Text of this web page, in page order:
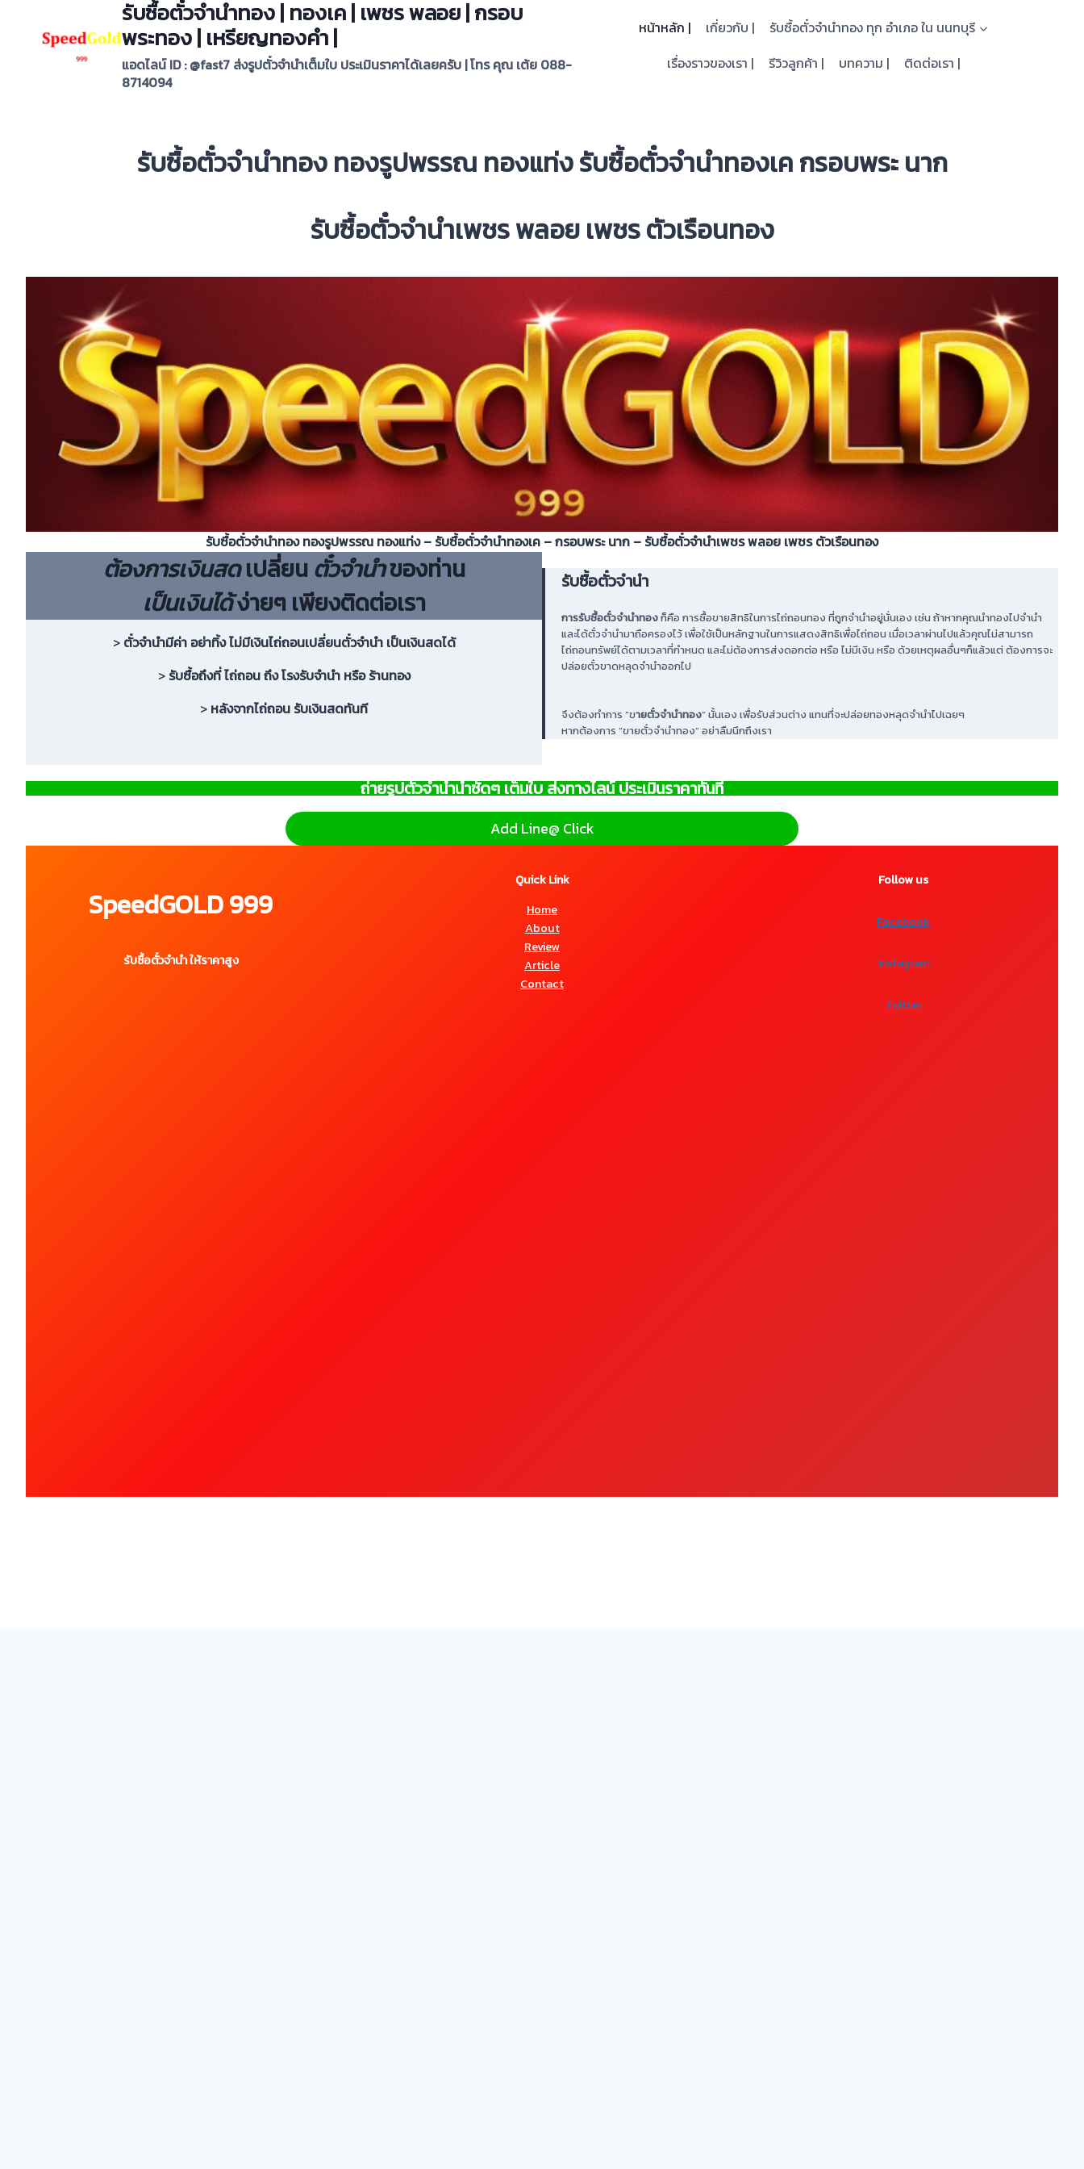
content
รับซื้อตั๋วจำนำทอง | ทองเค | เพชร พลอย | กรอบ
พระทอง | เหรียญทองคำ |
แอดไลน์ ID : @fast7 ส่งรูปตั๋วจำนำเต็มใบ ประเมินราคาได้เลยครับ | โทร คุณ เต้ย 088-
8714094
หน้าหลัก | เกี่ยวกับ |
รับซื้อตั๋วจำนำทอง ทุก อำเภอ ใน นนทบุรี
เรื่องราวของเรา |
รีวิวลูกค้า | บทความ | ติดต่อเรา |
รับซื้อตั๋วจำนำทอง ทองรูปพรรณ ทองแท่ง รับซื้อตั๋วจำนำทองเค กรอบพระ นาก
รับซื้อตั๋วจำนำเพชร พลอย เพชร ตัวเรือนทอง
รับซื้อตั๋วจำนำทอง ทองรูปพรรณ ทองแท่ง – รับซื้อตั๋วจำนำทองเค – กรอบพระ นาก – รับซื้อตั๋วจำนำเพชร พลอย เพชร ตัวเรือนทอง
ต้องการเงินสดเปลี่ยน ตั๋วจำนำของท่าน
เป็นเงินได้ง่ายๆ เพียงติดต่อเรา
> ตั๋วจำนำมีค่า อย่าทิ้ง ไม่มีเงินไถ่ถอนเปลี่ยนตั๋วจำนำ เป็นเงินสดได้
> รับซื้อถึงที่ ไถ่ถอน ถึง โรงรับจำนำ หรือ ร้านทอง
> หลังจากไถ่ถอน รับเงินสดทันที
รับซื้อตั๋วจำนำ
การรับซื้อตั๋วจำนำทองก็คือ การซื้อขายสิทธิในการไถ่ถอนทอง ที่ถูกจำนำอยู่นั่นเอง เช่น ถ้าหากคุณนำทองไปจำนำ
และได้ตั๋วจำนำมาถือครองไว้ เพื่อใช้เป็นหลักฐานในการแสดงสิทธิเพื่อไถ่ถอน เมื่อเวลาผ่านไปแล้วคุณไม่สามารถ
ไถ่ถอนทรัพย์ได้ตามเวลาที่กำหนด และไม่ต้องการส่งดอกต่อ หรือ ไม่มีเงิน หรือ ด้วยเหตุผลอื่นๆก็แล้วแต่ ต้องการจะ
ปล่อยตั๋วขาดหลุดจำนำออกไป
จึงต้องทำการ “ขายตั๋วจำนำทอง” นั้นเอง เพื่อรับส่วนต่าง แทนที่จะปล่อยทองหลุดจำนำไปเฉยๆ
หากต้องการ “ขายตั๋วจำนำทอง” อย่าลืมนึกถึงเรา
ถ่ายรูปตั๋วจำนำนำชัดๆ เต็มใบ ส่งทางไลน์ ประเมินราคาทันที
Add Line@ Click
SpeedGOLD 999
รับซื้อตั๋วจำนำ ให้ราคาสูง
Quick Link
Home
About
Review
Article
Contact
Follow us
Facebook
Instagram
Twitter